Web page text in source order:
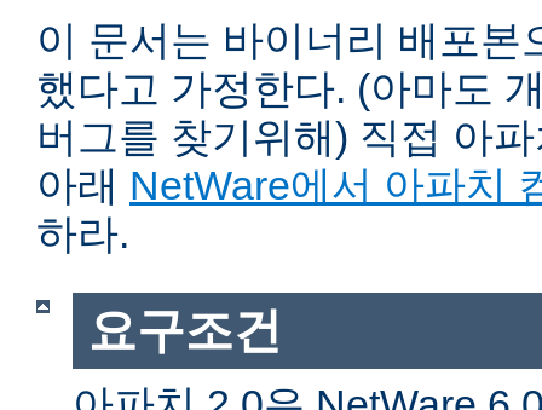
이 문서는 바이너리 배포본
했다고 가정한다. (아마도
버그를 찾기위해) 직접 아
아래 NetWare에서 아파치
하라.
요구조건